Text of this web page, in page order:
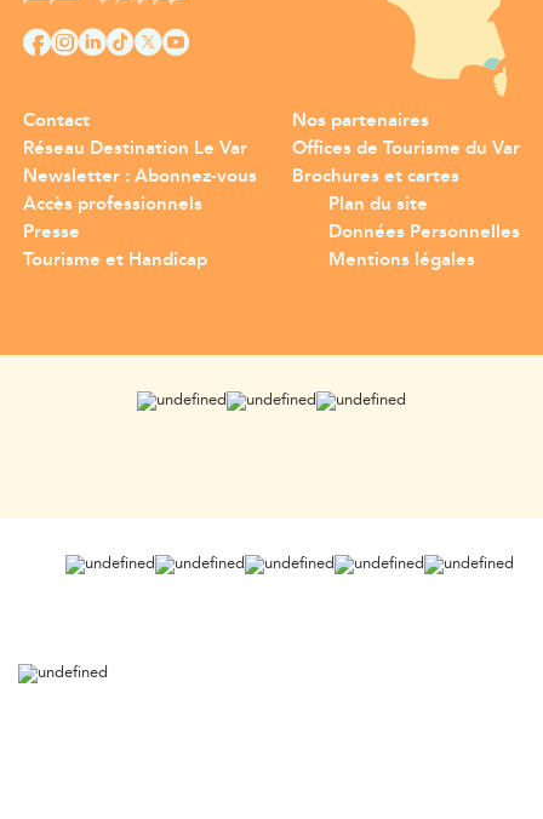
Contact
Réseau Destination Le Var
Newsletter : Abonnez-vous
Nos partenaires
Offices de Tourisme du Var
Brochures et cartes
Accès professionnels
Presse
Tourisme et Handicap
Plan du site
Données Personnelles
Mentions légales